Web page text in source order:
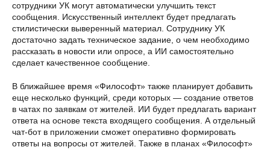
сотрудники УК могут автоматически улучшить текст
сообщения. Искусственный интеллект будет предлагать
стилистически выверенный материал. Сотруднику УК
достаточно задать техническое задание, о чем необходимо
рассказать в новости или опросе, а ИИ самостоятельно
сделает качественное сообщение.
В ближайшее время «Философт» также планирует добавить
еще несколько функций, среди которых — создание ответов
в чатах по заявкам от жителей. ИИ будет предлагать вариант
ответа на основе текста входящего сообщения. А отдельный
чат-бот в приложении сможет оперативно формировать
ответы на вопросы от жителей. Также в планах «Философт»